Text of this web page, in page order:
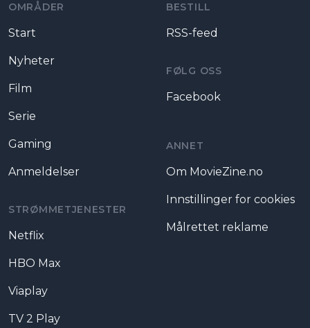
OMRÅDER
Start
Nyheter
Film
Serie
Gaming
Anmeldelser
STRØMMETJENESTER
Netflix
HBO Max
Viaplay
TV 2 Play
BESTILL
RSS-feed
FØLG OSS
Facebook
ANNET
Om MovieZine.no
Innstillinger for cookies
Målrettet reklame